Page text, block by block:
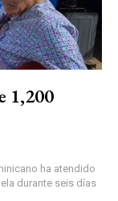
1,200
ha atendido
durante seis días